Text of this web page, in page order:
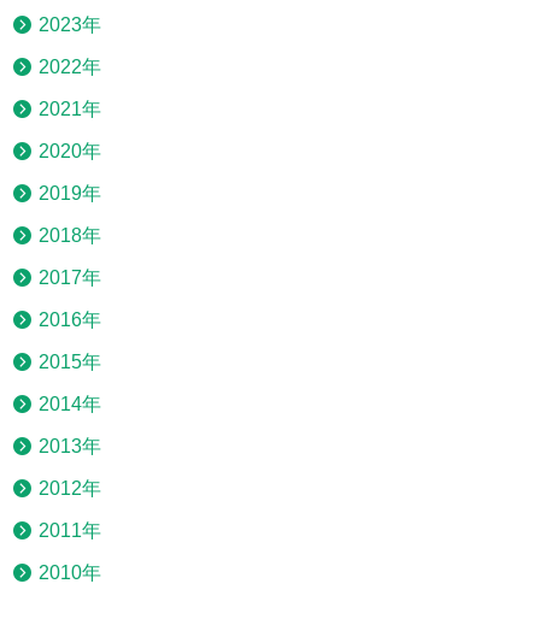
2023年
2022年
2021年
2020年
2019年
2018年
2017年
2016年
2015年
2014年
2013年
2012年
2011年
2010年